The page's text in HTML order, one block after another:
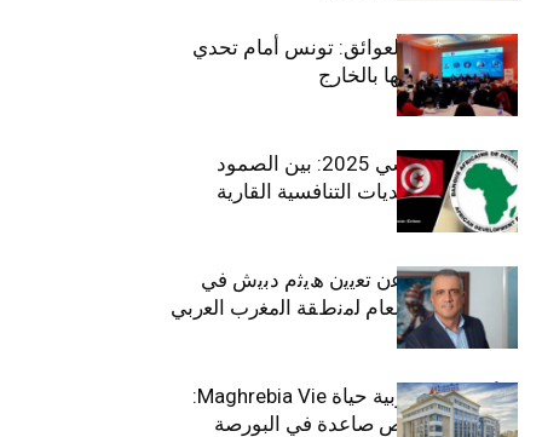
بين الطموح والعوائق: تونس أمام تحدي
استعادة كفاءاتها بالخارج
الاقتصاد التونسي 2025: بين الصمود
الاجتماعي وتحديات التنافسية القارية
ﺗﯾﺗرا ﺑﺎك ﺗﻌﻠن ﻋن ﺗﻌﯾﯾن ھﯾﺛم دﺑﯾش ﻓﻲ
ﻣﻧﺻب اﻟﻣدﯾر اﻟﻌﺎم ﻟﻣﻧطﻘﺔ اﻟﻣﻐرب اﻟﻌرﺑﻲ
وﻏرب أﻓرﯾﻘﯾﺎ
التأمينات المغربية حياة Maghrebia Vie:
فاعل رائد بفرص صاعدة في البورصة